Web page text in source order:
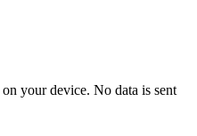
your device. No data is sent